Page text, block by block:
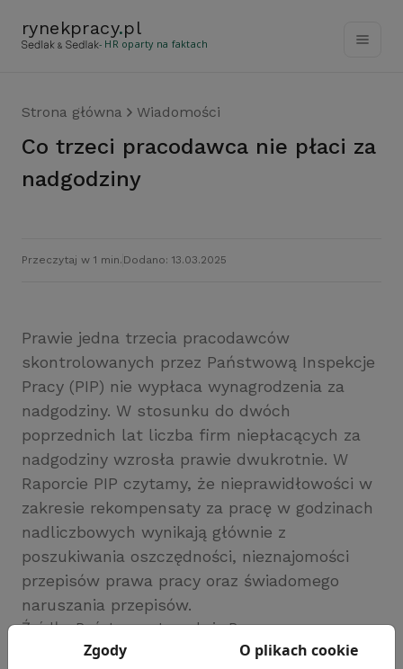
rynekpracy.pl
- HR oparty na faktach
Strona główna Wiadomości
Co trzeci pracodawca nie płaci za
nadgodziny
Przeczytaj w 1 min. Dodano: 13.03.2025
Prawie jedna trzecia pracodawców
skontrolowanych przez Państwową Inspekcje
Pracy (PIP) nie wypłaca wynagrodzenia za
nadgodziny. W stosunku do dwóch
poprzednich lat liczba firm niepłacących za
nadgodziny wzrosła prawie dwukrotnie. W
Raporcie PIP czytamy, że nieprawidłowości w
zakresie rekompensaty za pracę w godzinach
nadliczbowych wynikają głównie z
poszukiwania oszczędności, nieznajomości
przepisów prawa pracy oraz świadomego
naruszania przepisów.
Źródło: Państwowa Inspekcja Pracy
Chcesz wiedzieć więcej?
Zgody O plikach cookie